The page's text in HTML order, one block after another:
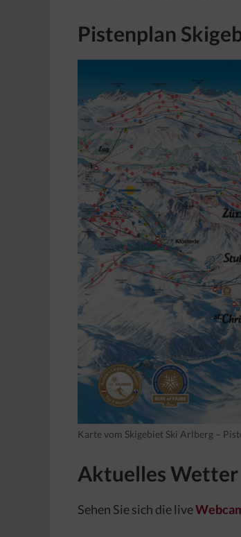
Pistenplan
Karte vom Skigebiet Ski Arlberg –
Aktuelles Wetter
Sehen Sie sich die live